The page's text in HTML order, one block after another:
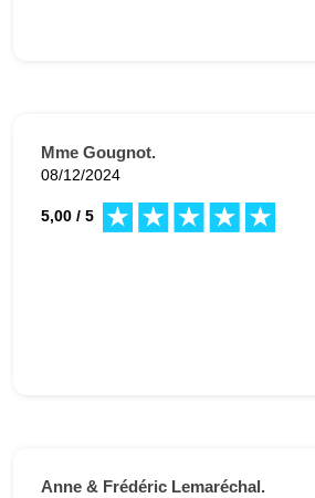
Mme Gougnot.
08/12/2024
5,00 / 5
Anne & Frédéric Lemaréchal.